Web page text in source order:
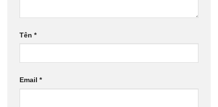
Tên *
Email *